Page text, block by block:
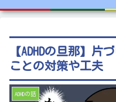
【ADHDの旦那】
ことの対策や工夫
ADHDの話